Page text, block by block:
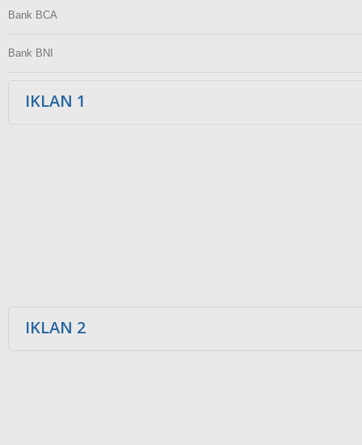
Bank BCA
Bank BNI
IKLAN 1
IKLAN 2